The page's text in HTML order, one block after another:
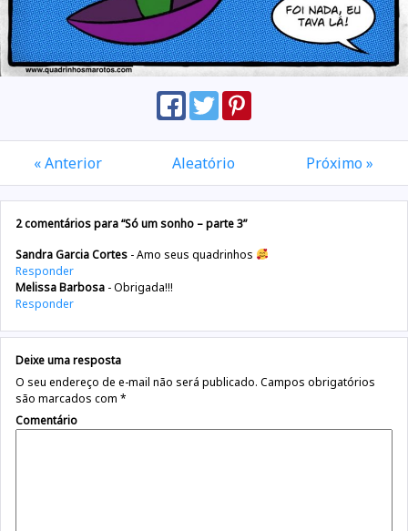
« Anterior Aleatório Próximo »
2 comentários para “Só um sonho – parte 3”
Sandra Garcia Cortes Amo seus quadrinhos
Responder
Melissa Barbosa Obrigada!!!
Responder
Deixe uma resposta
O seu endereço de e-mail não será publicado. Campos obrigatórios
são marcados com *
Comentário